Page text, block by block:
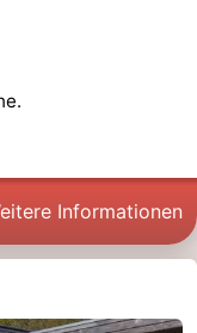
Informationen